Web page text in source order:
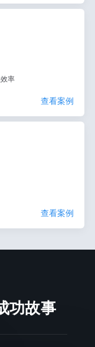
率
查看案例
查看案例
功故事